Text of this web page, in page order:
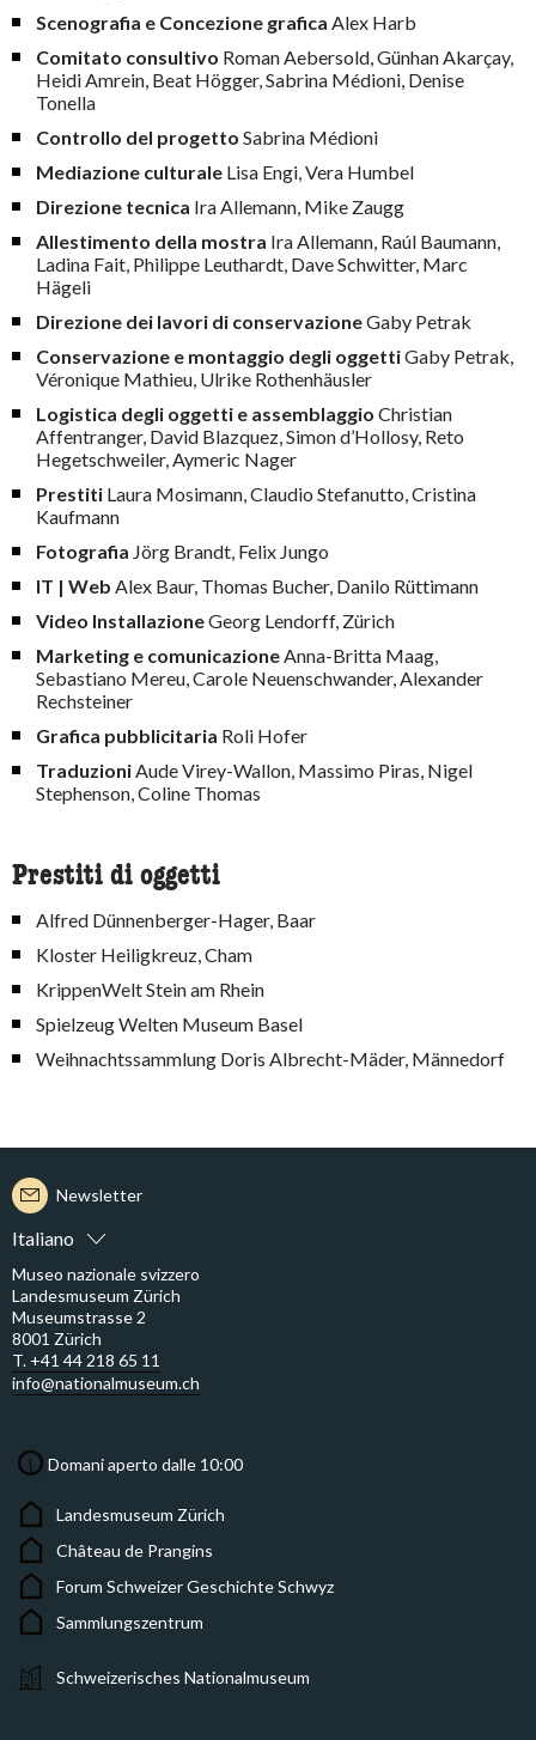
Scenografia e Concezione grafica Alex Harb
Comitato consultivo Roman Aebersold, Günhan Akarçay,
Heidi Amrein, Beat Högger, Sabrina Médioni, Denise
Tonella
Controllo del progetto Sabrina Médioni
Mediazione culturale Lisa Engi, Vera Humbel
Direzione tecnica Ira Allemann, Mike Zaugg
Allestimento della mostra Ira Allemann, Raúl Baumann,
Ladina Fait, Philippe Leuthardt, Dave Schwitter, Marc
Hägeli
Direzione dei lavori di conservazioneGaby Petrak
Conservazione e montaggio degli oggettiGaby Petrak,
Véronique Mathieu, Ulrike Rothenhäusler
Logistica degli oggetti e assemblaggio Christian
Affentranger, David Blazquez, Simon d’Hollosy, Reto
Hegetschweiler, Aymeric Nager
Prestiti Laura Mosimann, Claudio Stefanutto, Cristina
Kaufmann
Fotografia Jörg Brandt, Felix Jungo
IT | Web Alex Baur, Thomas Bucher, Danilo Rüttimann
Video InstallazioneGeorg Lendorff, Zürich
Marketing e comunicazioneAnna-Britta Maag,
Sebastiano Mereu, Carole Neuenschwander, Alexander
Rechsteiner
Grafica pubblicitaria Roli Hofer
TraduzioniAude Virey-Wallon, Massimo Piras, Nigel
Stephenson, Coline Thomas
Prestiti di oggetti
Alfred Dünnenberger-Hager, Baar
Kloster Heiligkreuz, Cham
KrippenWelt Stein am Rhein
Spielzeug Welten Museum Basel
Weihnachtssammlung Doris Albrecht-Mäder, Männedorf
Italiano
Newsletter
Museo nazionale svizzero
Landesmuseum Zürich
Museumstrasse 2
8001 Zürich
T. +41 44 218 65 11
info@nationalmuseum.ch
Domani aperto dalle 10:00
Landesmuseum Zürich
Château de Prangins
Forum Schweizer Geschichte Schwyz
Sammlungszentrum
Schweizerisches Nationalmuseum